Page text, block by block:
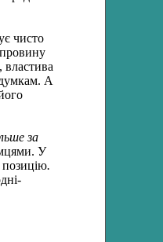
чисто
провину
А
за
У
позицію.